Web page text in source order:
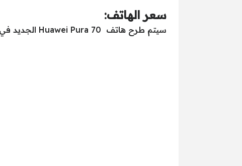
سعر الهاتف:
سيتم طرح هاتف Huawei Pura 70 الجديد في الأسواق بسعر يبدأ من 700 يورو.